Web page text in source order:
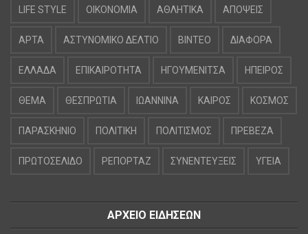
LIFE STYLE OIKONOMIA ΑΘΛΗΤΙΚΑ ΑΠΟΨΕΙΣ
ΑΡΤΑ ΑΣΤΥΝΟΜΙΚΟ ΔΕΛΤΙΟ ΒΙΝΤΕΟ ΔΙΑΦΟΡΑ
ΕΛΛΑΔΑ ΕΠΙΚΑΙΡΟΤΗΤΑ ΗΓΟΥΜΕΝΙΤΣΑ ΗΠΕΙΡΟΣ
ΘΕΜΑ ΘΕΣΠΡΩΤΙΑ ΙΩΑΝΝΙΝΑ ΚΑΙΡΟΣ ΚΟΣΜΟΣ
ΠΑΡΑΣΚΗΝΙΟ ΠΟΛΙΤΙΚΗ ΠΟΛΙΤΙΣΜΟΣ ΠΡΕΒΕΖΑ
ΠΡΩΤΟΣΕΛΙΔΟ ΡΕΠΟΡΤΑΖ ΣΥΝΕΝΤΕΥΞΕΙΣ ΥΓΕΙΑ
ΑΡΧΕΙΟ ΕΙΔΗΣΕΩΝ